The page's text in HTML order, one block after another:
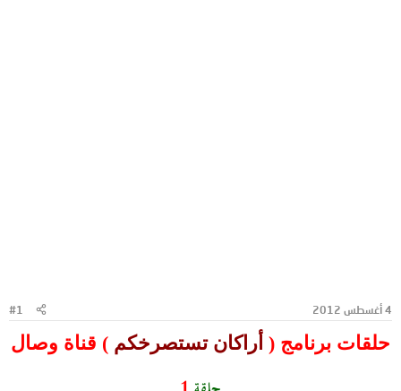
4 أغسطس 2012 #1
حلقات برنامج ( أراكان تستصرخكم ) قناة وصال